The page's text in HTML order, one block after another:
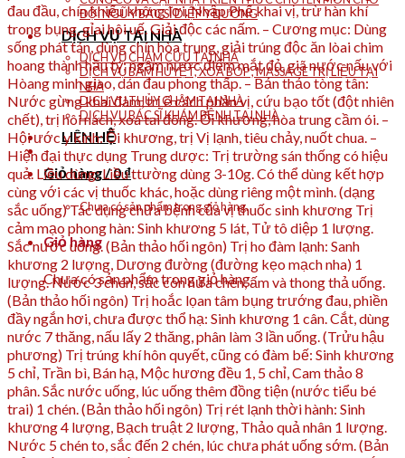
ĐỘI NGŨ Y BÁC SĨ DIỆP Y ĐƯỜNG
DỊCH VỤ TẠI NHÀ
DỊCH VỤ CHÂM CỨU TẠI NHÀ
DỊCH VỤ BẤM HUYỆT, XOA BÓP , MASSAGE TRỊ LIỆU TẠI
NHÀ
DỊCH VỤ THỦY CHÂM TẠI NHÀ
DỊCH VỤ BÁC SĨ KHÁM BỆNH TẠI NHÀ
LIÊN HỆ
Giỏ hàng /0₫
Chưa có sản phẩm trong giỏ hàng.
Giỏ hàng
Chưa có sản phẩm trong giỏ hàng.
đau đầu, chín khiếu không lợi. Nhập Phế khai vị, trừ hàn khí
trong bụng, gỉai hôi uế. Giải độc các nấm. – Cương mục: Dùng
sống phát tán, dùng chín hòa trung, giải trúng độc ăn lòai chim
hoang thành hầu tý; ngâm nước điểm mắt đỏ, giã nước nấu với
Hòang minh giao, dán đau phong thấp. – Bản thảo tòng tân:
Nước gừng khai đàm, trị ế cách phản vị, cứu bạo tốt (đột nhiên
chết), trị hôi nách, xoa tai đông. Ổi khương, hòa trung cầm ói. –
Hội ước y kính: Ổi khương, trị Vị lạnh, tiêu chảy, nuốt chua. –
Hiện đại thực dụng Trung dược: Trị trường sán thống có hiệu
quả. Liều dùng: Liều ttường dùng 3-10g. Có thể dùng kết hợp
cùng với các vị thuốc khác, hoặc dùng riêng một mình. (dạng
sắc uống) Tác dụng chữa bệnh của vị thuốc sinh khương Trị
cảm mạo phong hàn: Sinh khương 5 lát, Tử tô diệp 1 lượng.
Sắc nước uống. (Bản thảo hối ngôn) Trị ho đàm lạnh: Sanh
khương 2 lượng, Dương đường (đường kẹo mạch nha) 1
lượng. Nước 3 chén, sắc còn nửa chén, ấm và thong thả uống.
(Bản thảo hối ngôn) Trị hoắc lọan tâm bụng trướng đau, phiền
đầy ngắn hơi, chưa được thổ hạ: Sinh khương 1 cân. Cắt, dùng
nước 7 thăng, nấu lấy 2 thăng, phân làm 3 lần uống. (Trửu hậu
phương) Trị trúng khí hôn quyết, cũng có đàm bế: Sinh khương
5 chỉ, Trần bì, Bán hạ, Mộc hương đều 1, 5 chỉ, Cam thảo 8
phân. Sắc nước uống, lúc uống thêm đồng tiện (nước tiểu bé
trai) 1 chén. (Bản thảo hối ngôn) Trị rét lạnh thời hành: Sinh
khương 4 lượng, Bạch truật 2 lượng, Thảo quả nhân 1 lượng.
Nước 5 chén to, sắc đến 2 chén, lúc chưa phát uống sớm. (Bản